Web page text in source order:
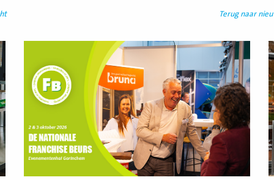
Terug naar